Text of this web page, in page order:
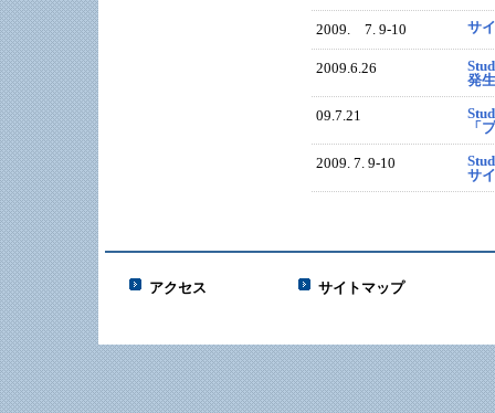
2009. 7. 9-10 サ
2009.6.26
発
09.7.21
「
2009. 7. 9-10
サ
アクセス サイトマップ